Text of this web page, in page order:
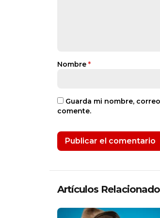
Nombre *
Guarda mi nombre,
comente.
Artículos